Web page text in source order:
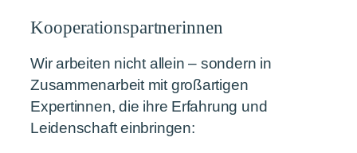
Kooperationspartnerinnen
Wir arbeiten nicht allein – sondern in
Zusammenarbeit mit großartigen
Expertinnen, die ihre Erfahrung und
Leidenschaft einbringen: